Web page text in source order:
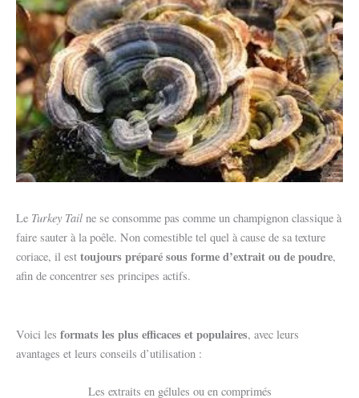
Le Turkey Tail ne se consomme pas comme un champignon classique à
faire sauter à la poêle. Non comestible tel quel à cause de sa texture
coriace, il est toujours préparé sous forme d’extrait ou de poudre,
afin de concentrer ses principes actifs.
Voici les formats les plus efficaces et populaires, avec leurs
avantages et leurs conseils d’utilisation :
Les extraits en gélules ou en comprimés